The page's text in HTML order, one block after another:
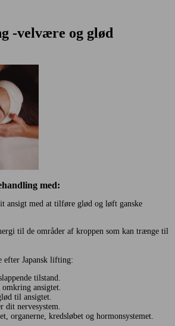
-velvære og glød
med:
ansigt med at tilføre glød og løft ganske
til de områder af kroppen som kan trænge til
efter Japansk lifting:
tilstand.
ansigtet.
til ansigtet.
dit nervesystem.
organerne, kredsløbet og hormonsystemet.